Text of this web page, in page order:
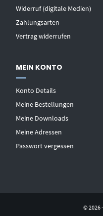
Widerruf (digitale Medien)
Zahlungsarten
Vertrag widerrufen
MEIN KONTO
Konto Details
Meine Bestellungen
Meine Downloads
Meine Adressen
Passwort vergessen
© 2026